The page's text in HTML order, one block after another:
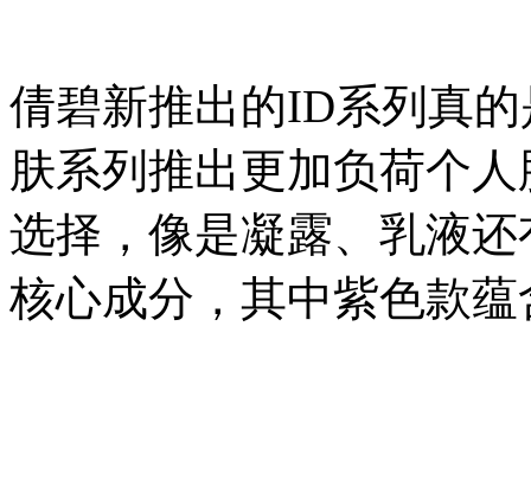
倩碧新推出的ID系列真
肤系列推出更加负荷个
选择，像是凝露、乳液
核心成分，其中紫色款